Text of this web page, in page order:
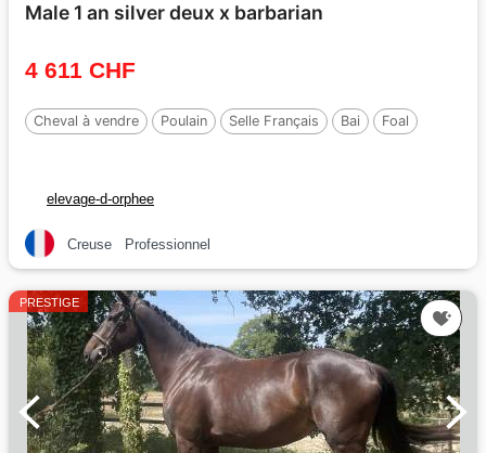
Male 1 an silver deux x barbarian
4 611 CHF
Cheval à vendre Poulain Selle Français Bai Foal
elevage-d-orphee
Creuse Professionnel
PRESTIGE